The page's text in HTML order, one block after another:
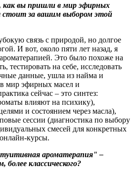
вы пришли в мир эфирных
стоит за вашим выбором этой
связь с природой, но долгое
И вот, около пяти лет назад, я
Это было похоже на
тестировать на себе, исследовать
данные, ушла из найма и
мир эфирных масел и
сейчас – это синтез:
влияют на психику),
и состоянием через масла),
сессии (диагностика по выбору
смесей для конкретных
курсы.
ароматерапия" –
классического?